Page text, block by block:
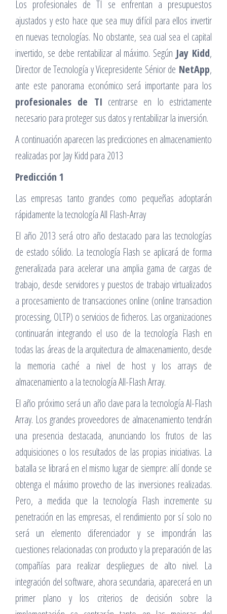
Los profesionales de TI se enfrentan a presupuestos
ajustados y esto hace que sea muy difícil para ellos invertir
en nuevas tecnologías. No obstante, sea cual sea el capital
invertido, se debe rentabilizar al máximo. Según Jay Kidd,
Director de Tecnología y Vicepresidente Sénior de NetApp,
ante este panorama económico será importante para los
profesionales de TI centrarse en lo estrictamente
necesario para proteger sus datos y rentabilizar la inversión.
A continuación aparecen las predicciones en almacenamiento
realizadas por Jay Kidd para 2013
Predicción 1
Las empresas tanto grandes como pequeñas adoptarán
rápidamente la tecnología All Flash-Array
El año 2013 será otro año destacado para las tecnologías
de estado sólido. La tecnología Flash se aplicará de forma
generalizada para acelerar una amplia gama de cargas de
trabajo, desde servidores y puestos de trabajo virtualizados
a procesamiento de transacciones online (online transaction
processing, OLTP) o servicios de ficheros. Las organizaciones
continuarán integrando el uso de la tecnología Flash en
todas las áreas de la arquitectura de almacenamiento, desde
la memoria caché a nivel de host y los arrays de
almacenamiento a la tecnología All-Flash Array.
El año próximo será un año clave para la tecnología Al-Flash
Array. Los grandes proveedores de almacenamiento tendrán
una presencia destacada, anunciando los frutos de las
adquisiciones o los resultados de las propias iniciativas. La
batalla se librará en el mismo lugar de siempre: allí donde se
obtenga el máximo provecho de las inversiones realizadas.
Pero, a medida que la tecnología Flash incremente su
penetración en las empresas, el rendimiento por sí solo no
será un elemento diferenciador y se impondrán las
cuestiones relacionadas con producto y la preparación de las
compañías para realizar despliegues de alto nivel. La
integración del software, ahora secundaria, aparecerá en un
primer plano y los criterios de decisión sobre la